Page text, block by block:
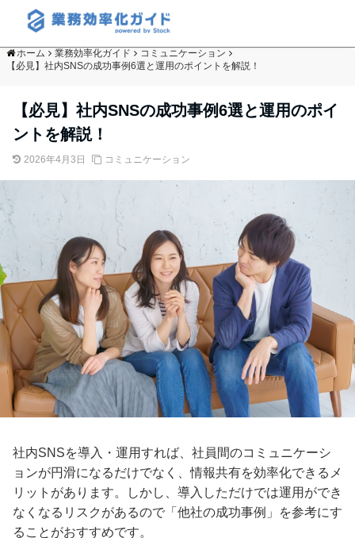
ホーム 業務効率化ガイド
コミュニケーション
【必見】社内SNSの成功事例6選と運用のポイントを解説！
【必見】社内SNSの成功事例6選と運用のポイ
ントを解説！
2026年4月3日 コミュニケーション
社内SNSを導入・運用すれば、社員間のコミュニケーシ
ョンが円滑になるだけでなく、情報共有を効率化できるメ
リットがあります。しかし、導入しただけでは運用ができ
なくなるリスクがあるので「他社の成功事例」を参考にす
ることがおすすめです。